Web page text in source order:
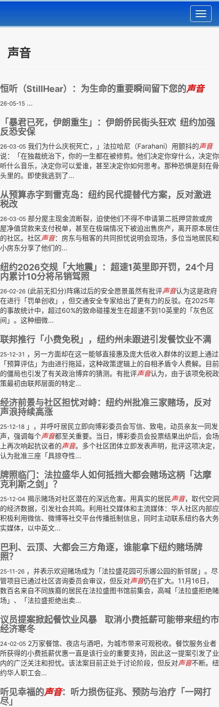
声音
恒听（StillHear）：为生命的重要瞬间留下您的声音
26-05-15 ...
「暴君已死，伊朗重生」：伊朗侨民街头狂欢 纽约加强
反恐安保
26-03-05 我们为什么庆祝死亡，」法拉哈尼（Farahani）用颤抖的声音
说：「在独裁统治下，你的一生都在被修剪。他们决定你穿什么，决定你
听什么音乐，决定你可以爱谁，甚至决定你如何思考。那种恐惧是刻在骨
头里的。即使我逃到了...
从预算赤字到雷克岛：纽约民代提替代方案，反对激进
税改
26-03-05 部分屋主现金流断裂，迫使他们不得不申请第二抵押贷款或房
屋净值贷款来支付税单，甚至在极端情况下被迫出售房产，离开原本居住
的社区。社区声音：房东与租客的共同担忧说明会现场，多位当地居民和
小房东分享了他们的...
纽约2026交规「大地震」：超速1英里即开罚，24个月
内累计10分将吊销驾照
26-02-26 (此前无扣分)阵痛过后的安全愿景虽然有批评声音认为这是政府
在进行「罚单创收」，但交通安全专家给出了更有力的反驳。在2025年
的事故统计中，超过60%的致命碰撞发生在超速不到10英里的「灰色区
间」。这种细微...
联邦推行「小费免税」，纽约州未跟进引发餐饮业不满
25-12-31 ，另一方面却在这一能够直接惠及庞大低收入群体的议题上通过
「预算评估」为由进行拖延，这种政策逻辑上的自相矛盾令人费解。目前
的僵局也引发了有关政治博弈的猜测。有批评声音认为，由于该项免税政
策最初由联邦层面的特定...
经济前景与社区担忧对峙：纽约州批准三家赌场，反对
声浪持续高涨
25-12-18 」，并呼吁居民立即向博彩委员会写信、致电，动员亲友一同发
声，强调每个声音都至关重要。当日，博彩委员会投票结果出炉后，会场
上再次响起抗议者的声音。多个社区团体立即发表声明，批评这项决定，
认为批准三座「具掠夺性...
牌照临门：法拉盛华人如何抵挡大都会赌场这柄「达摩
克利斯之剑」？
25-12-04 揭示赌场对社区潜在的深远危害。用真实的居民声音，取代空洞
的经济数据，引发社会共鸣。利用社交媒体和主流媒体：华人社区内部应
积极利用微信、微博等社交平台传播抵制信息，同时主动联系纽约各大务
实媒体，以中英文...
巴利、云顶、大都会三方角逐，谁能拿下纽约赌场牌
照？
25-11-26 ，并表示欢迎赌场成为「法拉盛花园可乐娜公园的新邻居」。尽
管项目已通过社区咨询委员会审议，但反对声音仍在扩大。11月16日，
数百名来自不同族裔的居民在法拉盛图书馆前集会，高喊「法拉盛拒绝赌
场」、「法拉盛拒绝出卖...
议员提案掀起餐饮业风暴 取消小费抵薪可能带来纽约市
经济寒冬
24-02-05 2万家餐馆、夜店与酒吧，为城市带来可观税收。餐饮服务业者
所获得的小费抵薪优惠一直是该行业的重要支持，因此这一提案引发了业
内的广泛关注和担忧。该法案目前正处于讨论阶段，但反对声音不断。纽
约华人职工会...
听见幸福的声音：听力损伤征兆、预防与治疗「一网打
尽」